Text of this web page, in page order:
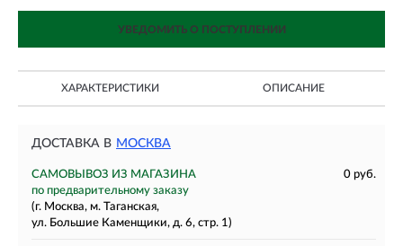
УВЕДОМИТЬ О ПОСТУПЛЕНИИ
ХАРАКТЕРИСТИКИ ОПИСАНИЕ
ДОСТАВКА В МОСКВА
САМОВЫВОЗ ИЗ МАГАЗИНА
0 руб.
по предварительному заказу
(г. Москва, м. Таганская,
ул. Большие Каменщики, д. 6, стр. 1)